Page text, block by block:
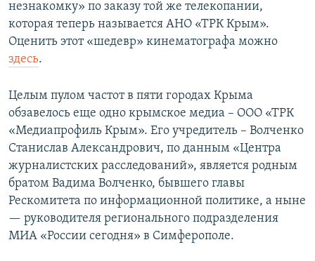
незнакомку» по заказу той же телекопании,
которая теперь называется АНО «ТРК Крым».
Оценить этот «шедевр» кинематографа можно
здесь.
Целым пулом частот в пяти городах Крыма
обзавелось еще одно крымское медиа – ООО «ТРК
«Медиапрофиль Крым». Его учредитель – Волченко
Станислав Александрович, по данным «Центра
журналистских расследований», является родным
братом Вадима Волченко, бывшего главы
Рескомитета по информационной политике, а ныне
— руководителя регионального подразделения
МИА «России сегодня» в Симферополе.